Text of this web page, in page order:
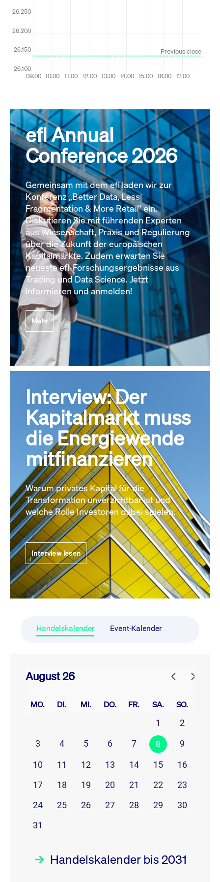
efl Annual
Conference 2026
Gemeinsam mit dem efl laden wir zur
Konferenz „Better Data, Less
Fragmentation & More Retail“ ein.
Diskutieren Sie mit führenden Experten
aus Wissenschaft, Praxis und Regulierung
über die Zukunft der europäischen
Kapitalmärkte. Zudem erwarten Sie
neueste efl-Forschungsergebnisse aus
Trading und Data Science. Jetzt
informieren und anmelden!
Mehr
Interview: Der
Kapitalmarkt muss
die Energiewende
mitfinanzieren
Warum privates Kapital für die
Transformation unverzichtbar ist und
welche Rolle Investoren dabei spielen.
Interview lesen
Handelskalender Event-Kalender
August 26
MO. DI. MI. DO. FR. SA. SO.
1
2
3
4 5 6 7 8 9
10 11 12 13 14 15
16
17
18 19 20 21 22
23
24
25 26 27 28 29
30
31
Handelskalender bis 2031